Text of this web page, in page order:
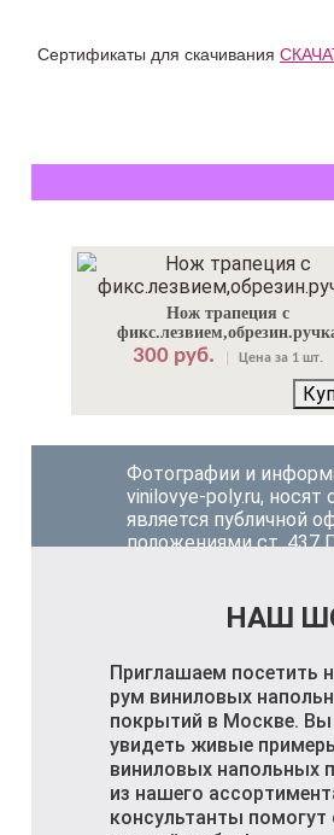
Сертификаты для скачивания
Нож трапеция с
300 руб. Цена за 1 шт.
Фотографии и
vinilovye-poly.ru,
является публичной
положениями ст. 437
НАШ
Приглашаем посетить
рум виниловых
покрытий в Москве.
увидеть живые
виниловых напольных
из нашего
консультанты помогут